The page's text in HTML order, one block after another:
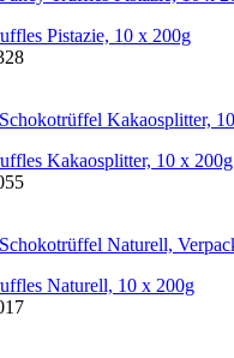
Pistazie, 10 x 200g
Kakaosplitter, 10 x 200g
Naturell, 10 x 200g